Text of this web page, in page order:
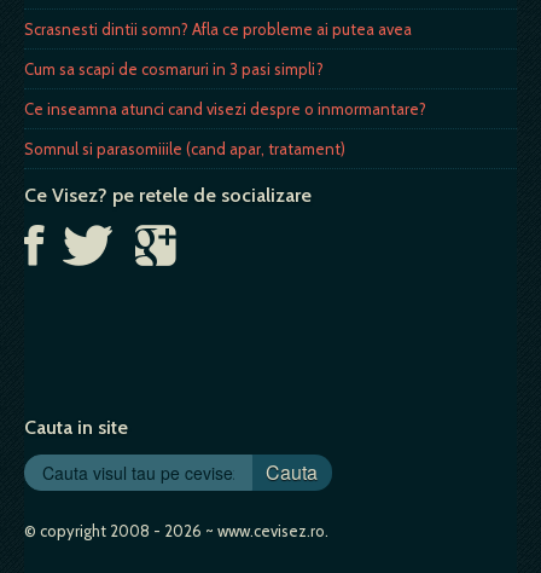
Scrasnesti dintii somn? Afla ce probleme ai putea avea
Cum sa scapi de cosmaruri in 3 pasi simpli?
Ce inseamna atunci cand visezi despre o inmormantare?
Somnul si parasomiiile (cand apar, tratament)
Ce Visez? pe retele de socializare
Cauta in site
Cauta
© copyright 2008 - 2026 ~ www.cevisez.ro.